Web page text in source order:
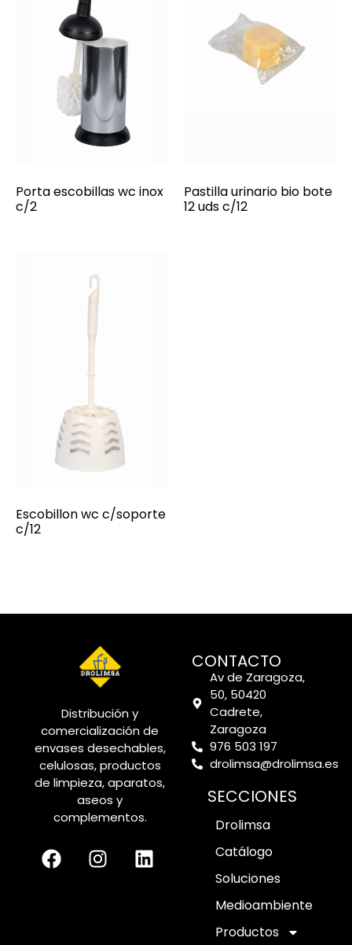
Porta escobillas wc inox
c/2
Pastilla urinario bio bote
12 uds c/12
Escobillon wc c/soporte
c/12
Distribución y
comercialización de
envases desechables,
celulosas, productos
de limpieza, aparatos,
aseos y
complementos.
CONTACTO
Av de Zaragoza,
50, 50420
Cadrete,
Zaragoza
976 503 197
drolimsa@drolimsa.es
SECCIONES
Drolimsa
Catálogo
Soluciones
Medioambiente
Productos